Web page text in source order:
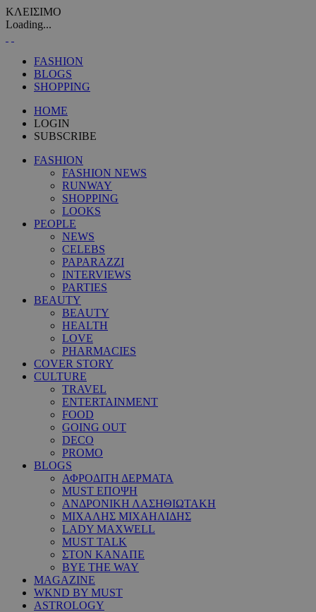
ΚΛΕΙΣΙΜΟ
Loading...
FASHION
BLOGS
SHOPPING
HOME
LOGIN
SUBSCRIBE
FASHION
FASHION NEWS
RUNWAY
SHOPPING
LOOKS
PEOPLE
NEWS
CELEBS
PAPARAZZI
INTERVIEWS
PARTIES
BEAUTY
BEAUTY
HEALTH
LOVE
PHARMACIES
COVER STORY
CULTURE
TRAVEL
ENTERTAINMENT
FOOD
GOING OUT
DECO
PROMO
BLOGS
ΑΦΡΟΔΙΤΗ ΔΕΡΜΑΤΑ
MUST ΕΠΟΨΗ
ΑΝΔΡΟΝΙΚΗ ΛΑΣΗΘΙΩΤΑΚΗ
ΜΙΧΑΛΗΣ ΜΙΧΑΗΛΙΔΗΣ
LADY MAXWELL
MUST TALK
ΣΤΟΝ ΚΑΝΑΠΕ
BYE THE WAY
MAGAZINE
WKND BY MUST
ASTROLOGY